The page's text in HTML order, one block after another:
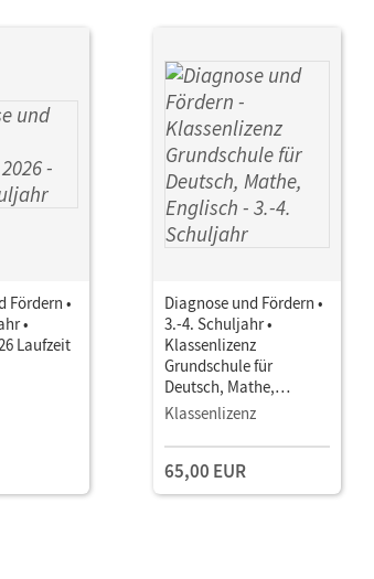
Fördern •
•
Laufzeit
Diagnose und Fördern •
3.-4. Schuljahr •
Klassenlizenz
Grundschule für
Deutsch, Mathe,
Englisch
Klassenlizenz
65,00 EUR